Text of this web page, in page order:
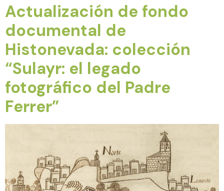
Actualización de fondo
documental de
Histonevada: colección
“Sulayr: el legado
fotográfico del Padre
Ferrer”